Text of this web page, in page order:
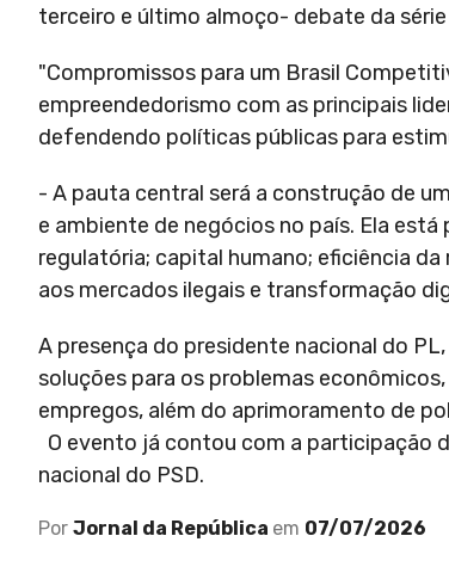
terceiro e último almoço- debate da série
"Compromissos para um Brasil
empreendedorismo com as principais
defendendo políticas públicas para
- A pauta central será a construção de
e ambiente de negócios no país. Ela
regulatória; capital humano; eficiência
aos mercados ilegais e transformação
A presença do presidente nacional do
soluções para os problemas
empregos, além do aprimoramento de
O evento já contou com a participação
nacional do PSD.
Por Jornal da República em 07/07/2026